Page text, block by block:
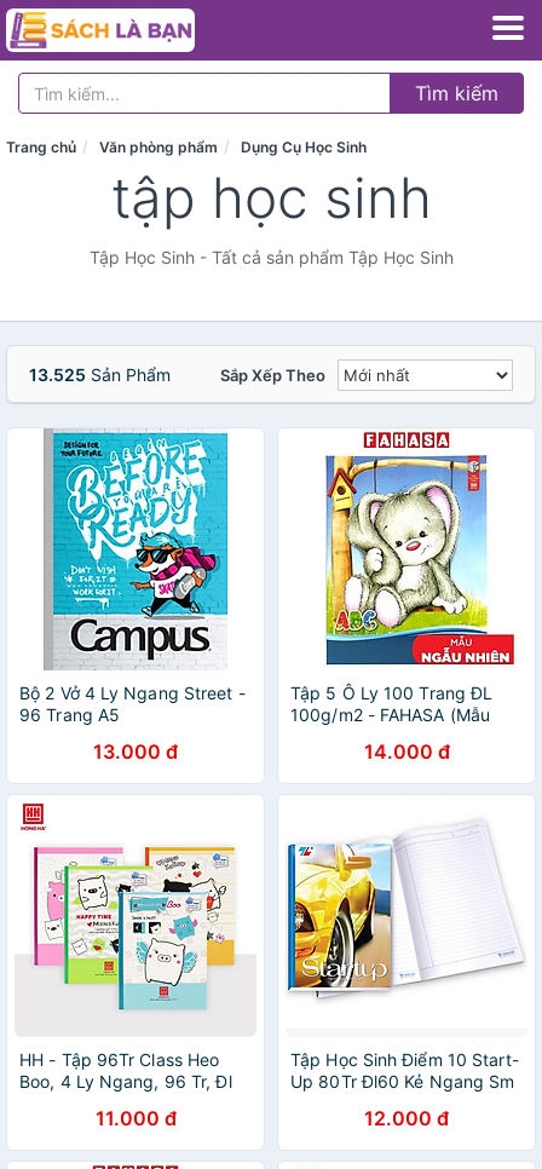
Tìm kiếm
Trang chủ Văn phòng phẩm Dụng Cụ Học Sinh
tập học sinh
Tập Học Sinh - Tất cả sản phẩm Tập Học Sinh
13.525 Sản Phẩm Sắp Xếp Theo
Bộ 2 Vở 4 Ly Ngang Street -
96 Trang A5
13.000 đ
Tập 5 Ô Ly 100 Trang ĐL
100g/m2 - FAHASA (Mẫu
14.000 đ
HH - Tập 96Tr Class Heo
Boo, 4 Ly Ngang, 96 Tr, Đl
Mẫu Ngẫu Nhiên)
11.000 đ
Tập Học Sinh Điểm 10 Start-
Up 80Tr Đl60 Kẻ Ngang Sm
12.000 đ